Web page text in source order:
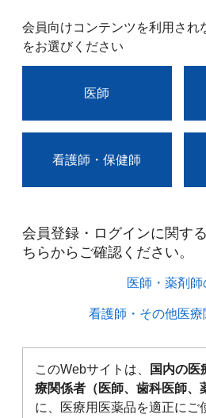
会員向けコンテンツを利用され
をお選びください
医師
看護師・保健師
会員登録・ログインに関す
ちらからご確認ください。​
医師・薬剤師
看護師・その他医
このWebサイトは、
国内の医
療関係者（医師、歯科医師、
に、医療用医薬品を適正にご